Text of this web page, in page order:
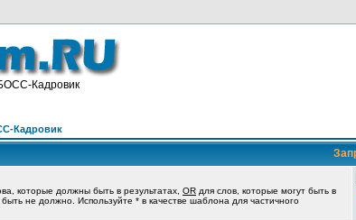
Кадровик
Кадровик
которые должны быть в результатах, OR для слов, которые могут быть в
быть не должно. Используйте * в качестве шаблона для частичного